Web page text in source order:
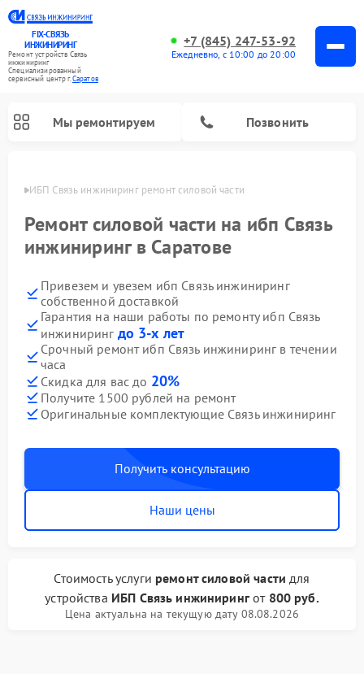
FIX-СВЯЗЬ
ИНЖИНИРИНГ
Ремонт устройств Связь
инжиниринг
Специализированный
cервисный центр г.Саратов
+7 (845) 247-53-92
Ежедневно, с 10:00 до 20:00
Мы ремонтируем Позвонить
ИБП Связь инжиниринг ремонт силовой части
Ремонт силовой части на ибп Связь
инжиниринг в Саратове
Привезем и увезем ибп Связь инжиниринг
собственной доставкой
Гарантия на наши работы по ремонту ибп Связь
инжиниринг до 3-х лет
Срочный ремонт ибп Связь инжиниринг в течении
часа
Скидка для вас до 20%
Получите 1500 рублей на ремонт
Оригинальные комплектующие Связь инжиниринг
Получить консультацию
Наши цены
Стоимость услуги ремонт силовой части для
устройства ИБП Связь инжинирингот 800 руб.
Цена актуальна на текущую дату 08.08.2026